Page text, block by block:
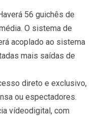
56 guichês de
O sistema de
acoplado ao sistema
mais saídas de
direto e exclusivo,
ou espectadores.
vídeodigital, com